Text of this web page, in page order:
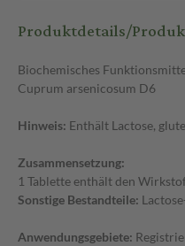
Produktdetails/
Biochemisches
Cuprum arsenicosum D6
Hinweis: Enthält Lactose,
Zusammensetzung:
1 Tablette enthält den
Sonstige Bestandteile:
Anwendungsgebiete: